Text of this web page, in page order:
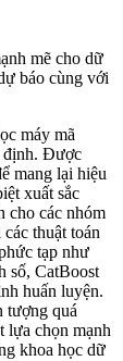
mẽ cho dữ
báo cùng với
máy mã
định. Được
mang lại hiệu
xuất sắc
cho các nhóm
thuật toán
tạp như
số, CatBoost
huấn luyện.
tượng quá
lựa chọn mạnh
khoa học dữ